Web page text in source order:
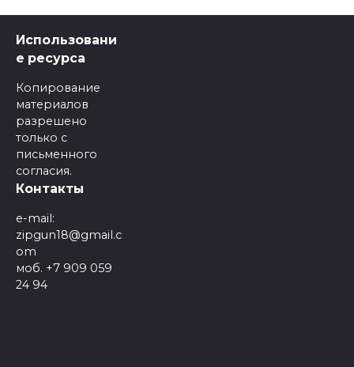
Использовани
е ресурса
Копирование
материалов
разрешено
только с
письменного
согласия.
Контакты
e-mail:
zipgun18@gmail.c
om
моб. +7 909 059
24 94